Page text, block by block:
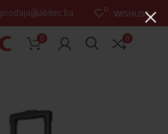
prodaja@abitec.ba 0 WISHLIST
0 0